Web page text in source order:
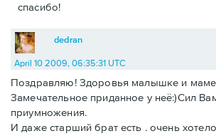
спасибо!
dedran
April 10 2009, 06:35:31 UTC
Поздравляю! Здоровья малышке и
Замечательное приданное у неё:)Сил
приумножения.
И даже старший брат есть . очень